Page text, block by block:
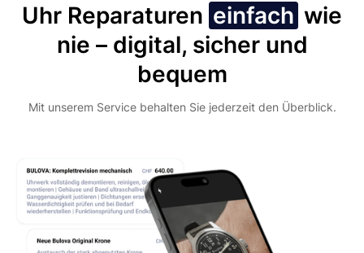
Uhr Reparaturen einfach wie
nie – digital, sicher und
bequem
Mit unserem Service behalten Sie jederzeit den Überblick.